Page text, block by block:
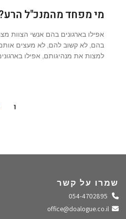
מי מפחד מהמנכ"ל
אפילו בארגונים בהם אנשי הצוות
בהם, לא קשוב להם, לא מעצים
למצות את מנהיגותם, אפילו
1
שמרו על קשר
התקשרו אלינו
שלחו מייל